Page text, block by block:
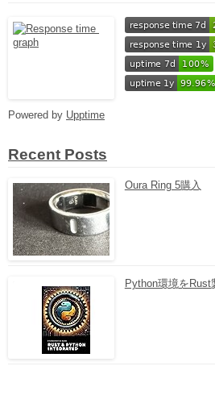
Powered by Upptime
Recent Posts
Oura Ring 5購入
Python環境をRust